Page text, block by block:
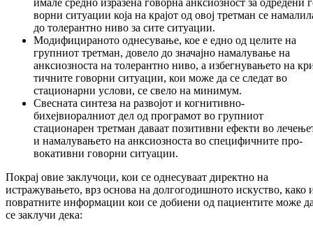
имале средно изразена го­ворна анксиозност за одредени
вор­ни ситуации која на крајот од овој трет­ман се
до толерантно ниво за сите ситуации.
Модифицираното однесување, кое е едно од целите на
групниот третман, довело до значајно намалување на
анксиозноста на толерантно ниво, а избегнувањето на
тичните говорни ситуации, кои може да се следат во
стационарни услови, се све­ло на минимум.
Свесната синтеза на развојот и когни­тив­но-
бихејвиоралниот дел од програмот во груп­ниот
стационарен третман даваат по­зитивни ефекти во
и на­ма­лу­ва­њето на анксиозноста во специфичните про­
вокативни говорни ситуации.
Покрај овие заклучоци, кои се однесуваат ди­­рек­тно на
истражувањето, врз основа на дол­­го­годишното искуство, како
по­врат­ни­те ин­формации кои се добиени од па­циен­ти­те може
се заклучи дека: